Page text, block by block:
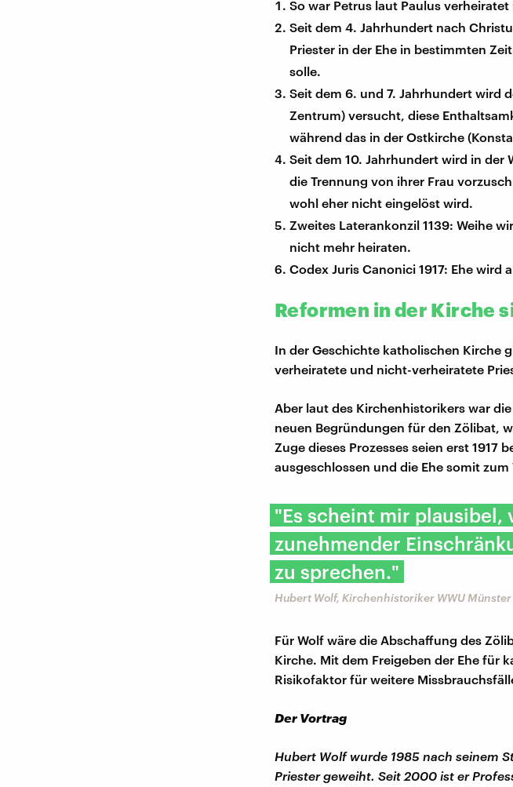
So war Petrus laut Paulus
Seit dem 4. Jahrhundert nach
Priester in der Ehe in bestimmten
solle.
Seit dem 6. und 7. Jahrhundert wird
Zentrum) versucht, diese
während das in der Ostkirche
Seit dem 10. Jahrhundert wird in der
die Trennung von ihrer Frau
wohl eher nicht eingelöst wird.
Zweites Laterankonzil 1139: Weihe
nicht mehr heiraten.
Codex Juris Canonici 1917: Ehe wird
Reformen in der Kirche
In der Geschichte katholischen Kirche
verheiratete und nicht-verheiratete
Aber laut des Kirchenhistorikers war
neuen Begründungen für den Zölibat,
Zuge dieses Prozesses seien erst 1917
ausgeschlossen und die Ehe somit
"Es scheint mir plausibel,
zunehmender
zu sprechen."
Hubert Wolf, Kirchenhistoriker WWU Münster
Für Wolf wäre die Abschaffung des
Kirche. Mit dem Freigeben der Ehe für
Risikofaktor für weitere
Der Vortrag
Hubert Wolf wurde 1985 nach seinem
Priester geweiht. Seit 2000 ist er